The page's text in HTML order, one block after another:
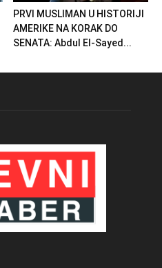
PRVI MUSLIMAN U HISTORIJI
AMERIKE NA KORAK DO
SENATA: Abdul El-Sayed...